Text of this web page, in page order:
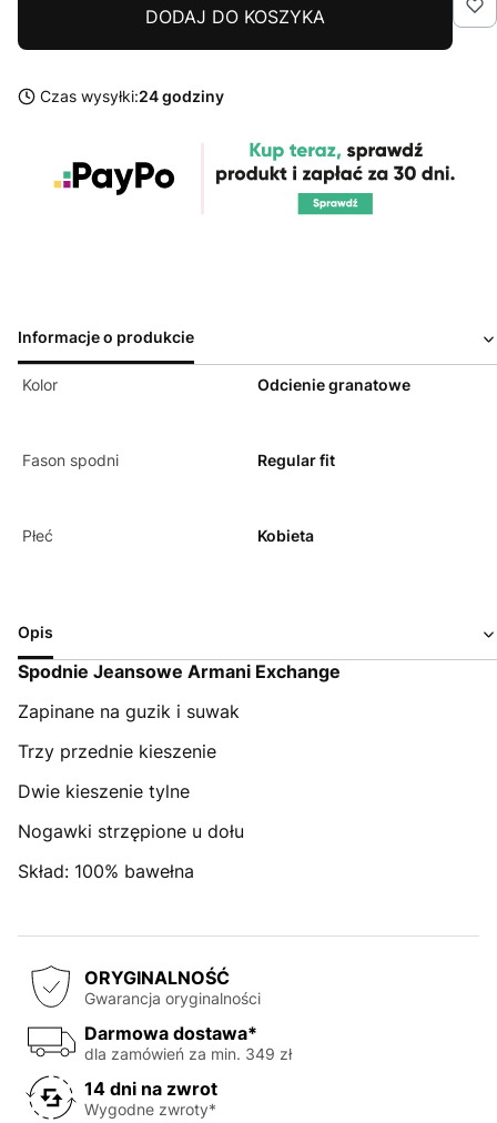
DODAJ DO KOSZYKA
Czas wysyłki:24 godziny
Informacje o produkcie
Kolor Odcienie granatowe
Fason spodni Regular fit
Płeć Kobieta
Opis
Spodnie Jeansowe Armani Exchange
Zapinane na guzik i suwak
Trzy przednie kieszenie
Dwie kieszenie tylne
Nogawki strzępione u dołu
Skład: 100% bawełna
ORYGINALNOŚĆ
Gwarancja oryginalności
Darmowa dostawa*
dla zamówień za min. 349 zł
14 dni na zwrot
Wygodne zwroty*